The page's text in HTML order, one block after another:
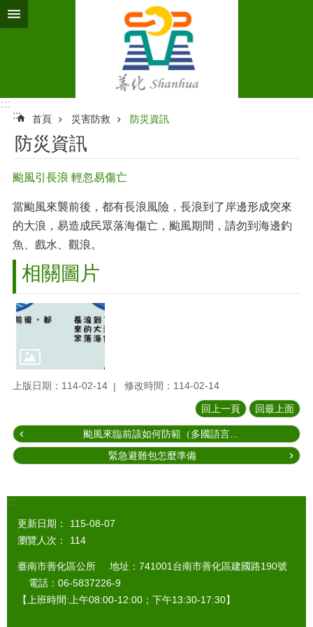
跳到主要內容區塊
:::
:::
首頁 災害防救 防災資訊
防災資訊
颱風引長浪 輕忽易傷亡
當颱風來襲前後，都有長浪風險，長浪到了岸邊形成突來
的大浪，易造成民眾落海傷亡，颱風期間，請勿到海邊釣
魚、戲水、觀浪。
相關圖片
上版日期：114-02-14 修改時間：114-02-14
回上一頁 回最上面
颱風來臨前該如何防範（多國語言...
緊急避難包怎麼準備
:::
更新日期：
115-08-07
瀏覽人次：
114
臺南市善化區公所 地址：741001台南市善化區建國路190號
電話：06-5837226-9
【上班時間:上午08:00-12:00；下午13:30-17:30】